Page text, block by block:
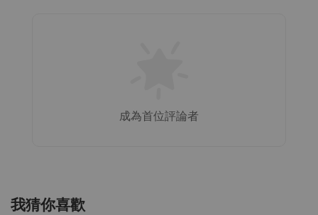
成為首位評論者
我猜你喜歡